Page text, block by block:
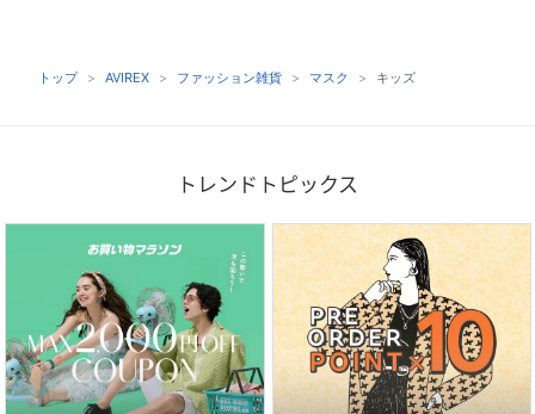
トップ AVIREX ファッション雑貨 マスク キッズ
トレンドトピックス